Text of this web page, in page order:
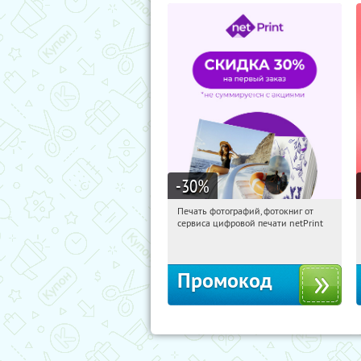
-30%
18:09:01 Получили:
Печать фотографий, фотокниг от
сервиса цифровой печати netPrint
Промокод